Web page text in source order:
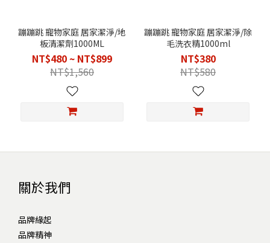
蹦蹦跳 寵物家庭 居家潔淨/地
板清潔劑1000ML
NT$480 ~ NT$899
NT$1,560
蹦蹦跳 寵物家庭 居家潔淨/除
毛洗衣精1000ml
NT$380
NT$580
關於我們
品牌緣起
品牌精神